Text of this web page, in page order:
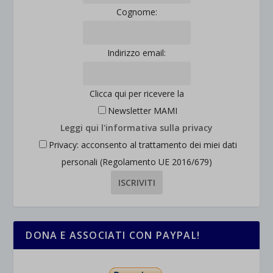
Cognome:
Indirizzo email:
Clicca qui per ricevere la
Newsletter MAMI
Leggi qui l'informativa sulla privacy
Privacy: acconsento al trattamento dei miei dati
personali (Regolamento UE 2016/679)
DONA E ASSOCIATI CON PAYPAL!